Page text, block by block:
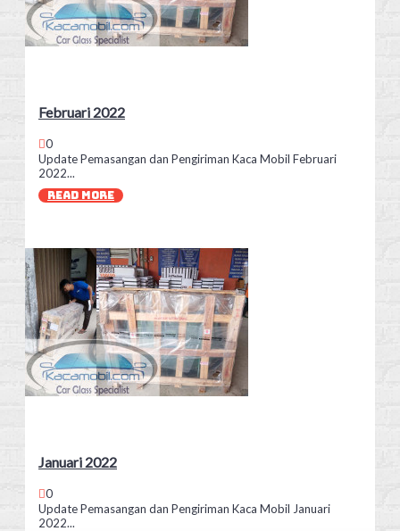
Februari 2022
0
Update Pemasangan dan Pengiriman Kaca Mobil Februari
2022...
READ MORE
Januari 2022
0
Update Pemasangan dan Pengiriman Kaca Mobil Januari
2022...